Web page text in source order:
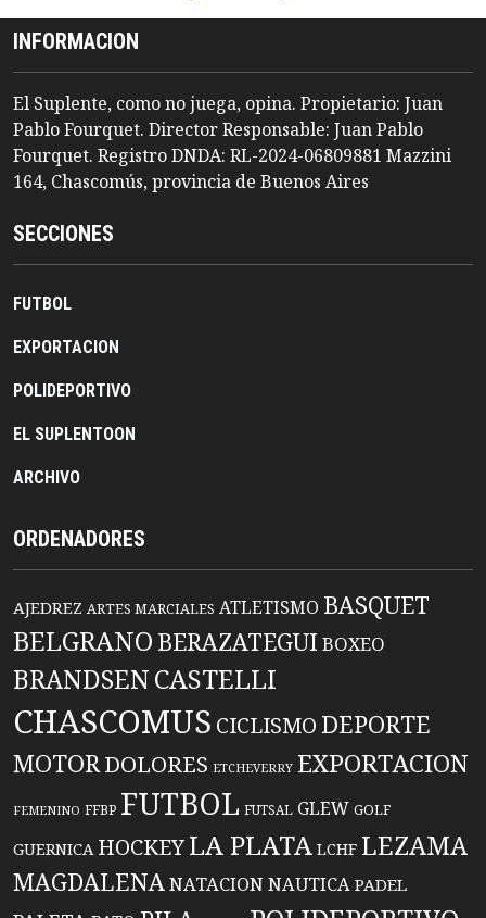
INFORMACION
El Suplente, como no juega, opina. Propietario: Juan
Pablo Fourquet. Director Responsable: Juan Pablo
Fourquet. Registro DNDA: RL-2024-06809881 Mazzini
164, Chascomús, provincia de Buenos Aires
SECCIONES
FUTBOL
EXPORTACION
POLIDEPORTIVO
EL SUPLENTOON
ARCHIVO
ORDENADORES
AJEDREZ ARTES MARCIALES ATLETISMO BASQUET
BELGRANO BERAZATEGUIBOXEO
BRANDSENCASTELLI
CHASCOMUS CICLISMO DEPORTE
MOTORDOLORES ETCHEVERRY EXPORTACION
FEMENINO FFBP FUTBOL FUTSAL GLEW GOLF
GUERNICA HOCKEYLA PLATA LCHF LEZAMA
MAGDALENANATACIONNAUTICA PADEL